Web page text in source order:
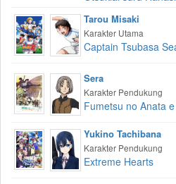
Tarou Misaki
Karakter Utama
Captain Tsubasa
Sera
Karakter Pendukung
Fumetsu no Anata
Yukino Tachibana
Karakter Pendukung
Extreme Hearts